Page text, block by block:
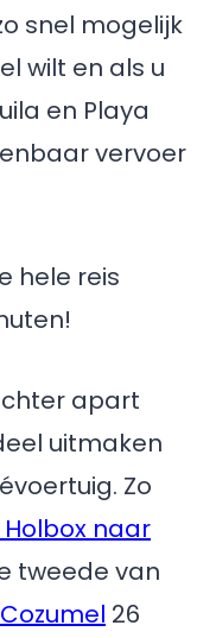
snel mogelijk
wilt en als u
en Playa
vervoer
hele reis
apart
uitmaken
Zo
naar
tweede van
26